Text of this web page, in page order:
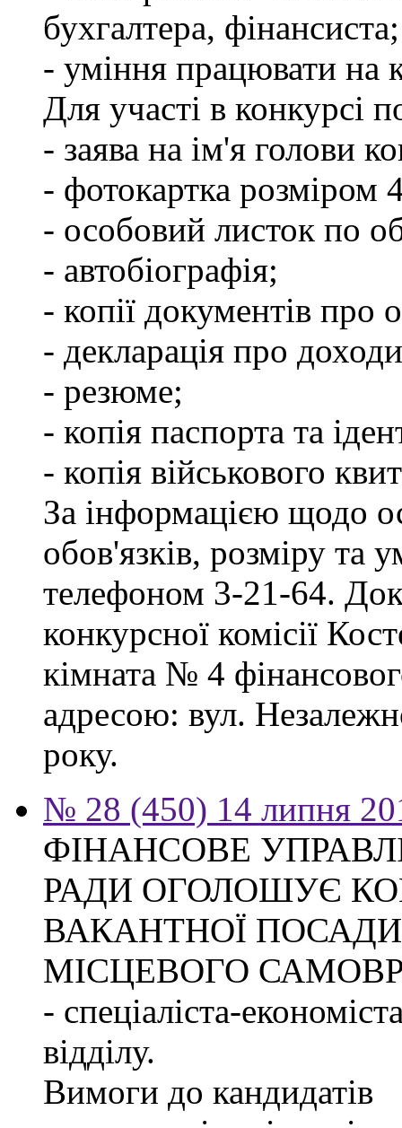
бухгалтера, фінансиста;
- уміння працювати на
Для участі в конкурсі
- заява на ім'я голови
- фотокартка розміром
- особовий листок по
- автобіографія;
- копії документів про
- декларація про
- резюме;
- копія паспорта та
- копія військового
За інформацією щодо
обов'язків, розміру та
телефоном 3-21-64.
конкурсної комісії
кімната № 4
адресою: вул.
року.
№ 28 (450) 14 липня
ФІНАНСОВЕ
РАДИ ОГОЛОШУЄ
ВАКАНТНОЇ
МІСЦЕВОГО
- спеціаліста-
відділу.
Вимоги до кандидатів